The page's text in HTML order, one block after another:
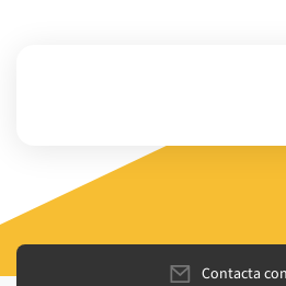
Contacta